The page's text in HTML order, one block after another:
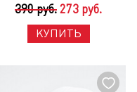
390 руб. 273 руб.
КУПИТЬ